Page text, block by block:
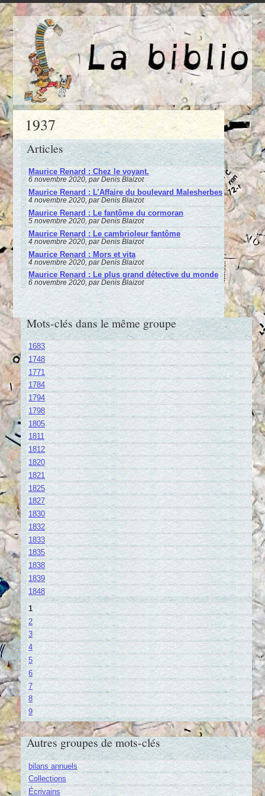
1937
Articles
Maurice Renard : Chez le voyant.
6 novembre 2020, par Denis Blaizot
Maurice Renard : L’Affaire du boulevard Malesherbes
4 novembre 2020, par Denis Blaizot
Maurice Renard : Le fantôme du cormoran
5 novembre 2020, par Denis Blaizot
Maurice Renard : Le cambrioleur fantôme
4 novembre 2020, par Denis Blaizot
Maurice Renard : Mors et vita
4 novembre 2020, par Denis Blaizot
Maurice Renard : Le plus grand détective du monde
6 novembre 2020, par Denis Blaizot
Mots-clés dans le même groupe
1683
1748
1771
1784
1794
1798
1805
1811
1812
1820
1821
1825
1827
1830
1832
1833
1835
1838
1839
1848
1
2
3
4
5
6
7
8
9
Autres groupes de mots-clés
bilans annuels
Collections
Écrivains